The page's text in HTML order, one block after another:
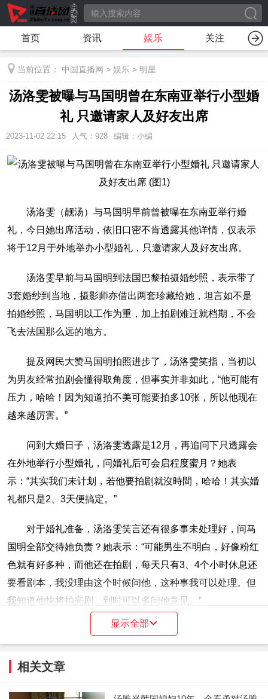
首页 资讯 娱乐 关注
当前位置： 中国直播网 > 娱乐 > 明星
汤洛雯被曝与马国明曾在东南亚举行小型婚
礼 只邀请家人及好友出席
2023-11-02 22:15 人气： 928 编辑：小编
汤洛雯（靓汤）与马国明早前曾被曝在东南亚举行婚
礼，今日她出席活动，依旧口密不肯透露其他详情，仅表示
将于12月于外地举办小型婚礼，只邀请家人及好友出席。
汤洛雯早前与马国明到法国巴黎拍摄婚纱照，表示带了
3套婚纱到当地，摄影师亦借出两套珍藏给她，坦言如不是
拍婚纱照，马国明以工作为重，加上拍剧难迁就档期，不会
飞去法国那么远的地方。
提及网民大赞马国明拍照进步了，汤洛雯笑指，当初以
为男友经常拍剧会懂得取角度，但事实并非如此，“他可能有
压力，哈哈！因为知道拍不美可能要拍多10张，所以他现在
越来越厉害。”
问到大婚日子，汤洛雯透露是12月，再追问下只透露会
在外地举行小型婚礼，问婚礼后可会启程度蜜月？她表
示：“其实我们未计划，若他要拍剧就沒時間，哈哈！其实婚
礼都只是2、3天便搞定。”
对于婚礼准备，汤洛雯笑言还有很多事未处理好，问马
国明全部交待她负责？她表示：“可能男生不明白，好像粉红
色就有好多种，而他还在拍剧，每天只有3、4个小时休息还
要看剧本，我没理由这个时候问他，这种事我可以处理。但
我知道他快将拍完剧，到时可以多问他意见。”
显示全部
相关文章